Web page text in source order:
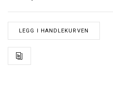
LEGG I HANDLEKURVEN